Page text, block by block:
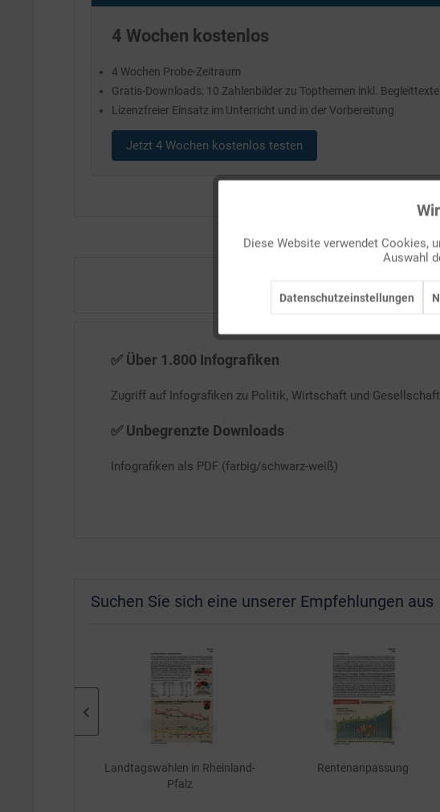
Suchen Sie sich eine unserer Empfehlungen aus
Landtagswahlen in Rheinland-
Pfalz
Rentenanpassung
4 Wochen kostenlos
4 Wochen Probe-Zeitraum
Gratis-Downloads: 10 Zahlenbilder zu Topthemen inkl. Begleittexte
Lizenzfreier Einsatz im Unterricht und in der Vorbereitung
Jetzt 4 Wochen kostenlos testen
Die
✅ Über 1.800 Infografiken
Zugriff auf Infografiken zu Politik, Wirtschaft und Gesellschaft
✅ Unbegrenzte Downloads
Infografiken als PDF (farbig/schwarz-weiß)
Personalisierung
Diese Website verwendet Cookies,
Auswahl
Datenschutzeinstellungen